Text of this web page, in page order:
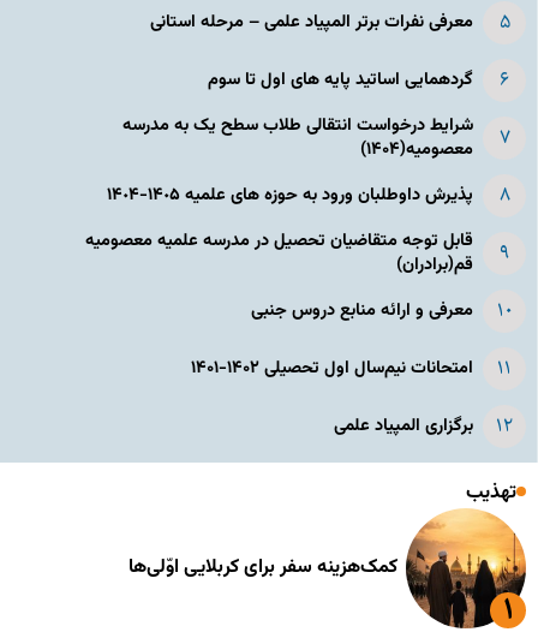
معرفی نفرات برتر المپیاد علمی – مرحله استانی
گردهمایی اساتید پایه های اول تا سوم
شرایط درخواست انتقالی طلاب سطح یک به مدرسه
معصومیه(۱۴۰۴)
پذیرش داوطلبان ورود به حوزه های علمیه ١۴٠۵-١۴٠۴
قابل توجه متقاضیان تحصیل در مدرسه علمیه معصومیه
قم(برادران)
معرفی و ارائه منابع دروس جنبی
امتحانات نیم‌سال اول تحصیلی ۱۴۰۲-۱۴۰۱
برگزاری المپیاد علمی
تهذیب
کمک‌هزینه سفر برای کربلایی اوّلی‌ها